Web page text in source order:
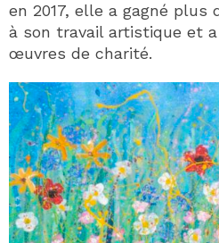
en 2017, elle a gagné plus
à son travail artistique et
œuvres de charité.